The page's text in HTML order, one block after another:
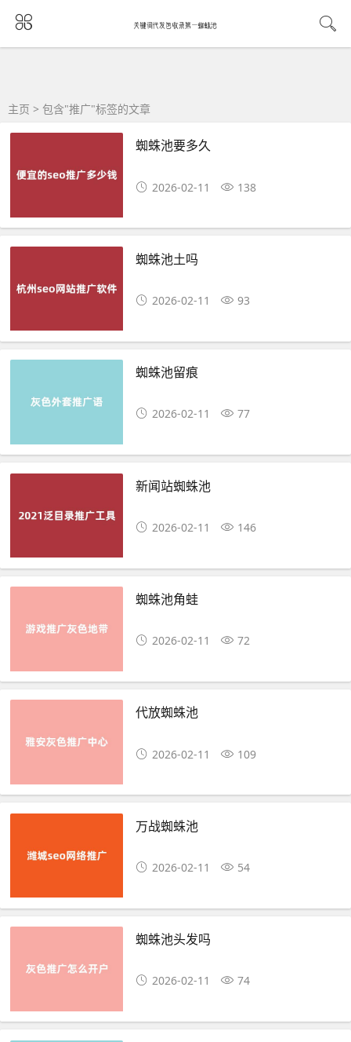
主页 > 包含"推广"标签的文章
蜘蛛池要多久
2026-02-11 138
蜘蛛池土吗
2026-02-11 93
蜘蛛池留痕
2026-02-11 77
新闻站蜘蛛池
2026-02-11 146
蜘蛛池角蛙
2026-02-11 72
代放蜘蛛池
2026-02-11 109
万战蜘蛛池
2026-02-11 54
蜘蛛池头发吗
2026-02-11 74